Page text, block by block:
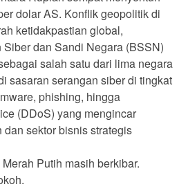
dolar AS. Konflik geopolitik di
ketidakpastian global,
dan Sandi Negara (BSSN)
salah satu dari lima negara
sasaran serangan siber di tingkat
phishing, hingga
(DDoS) yang mengincar
sektor bisnis strategis
Putih masih berkibar.